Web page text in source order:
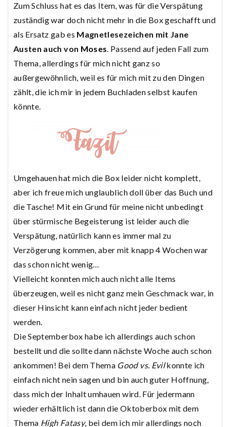
Zum Schluss hat es das Item, was für die Verspätung
zuständig war doch nicht mehr in die Box geschafft und
als Ersatz gab es Magnetlesezeichen mit Jane
Austen auch von Moses. Passend auf jeden Fall zum
Thema, allerdings für mich nicht ganz so
außergewöhnlich, weil es für mich mit zu den Dingen
zählt, die ich mir in jedem Buchladen selbst kaufen
könnte.
Umgehauen hat mich die Box leider nicht komplett,
aber ich freue mich unglaublich doll über das Buch und
die Tasche! Mit ein Grund für meine nicht unbedingt
über stürmische Begeisterung ist leider auch die
Verspätung, natürlich kann es immer mal zu
Verzögerung kommen, aber mit knapp 4 Wochen war
das schon nicht wenig…
Vielleicht konnten mich auch nicht alle Items
überzeugen, weil es nicht ganz mein Geschmack war, in
dieser Hinsicht kann einfach nicht jeder bedient
werden.
Die Septemberbox habe ich allerdings auch schon
bestellt und die sollte dann nächste Woche auch schon
ankommen! Bei dem Thema Good vs. Evilkonnte ich
einfach nicht nein sagen und bin auch guter Hoffnung,
dass mich der Inhalt umhauen wird. Für jedermann
wieder erhältlich ist dann die Oktoberbox mit dem
Thema High Fatasy, bei dem ich mir allerdings noch